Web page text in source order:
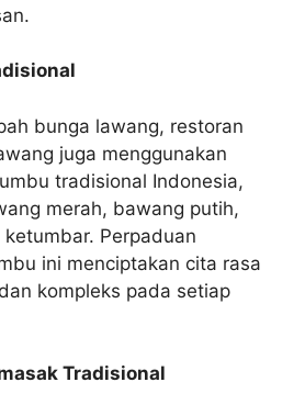
bunga lawang, restoran
juga menggunakan
tradisional Indonesia,
merah, bawang putih,
Perpaduan
ini menciptakan cita rasa
kompleks pada setiap
Tradisional